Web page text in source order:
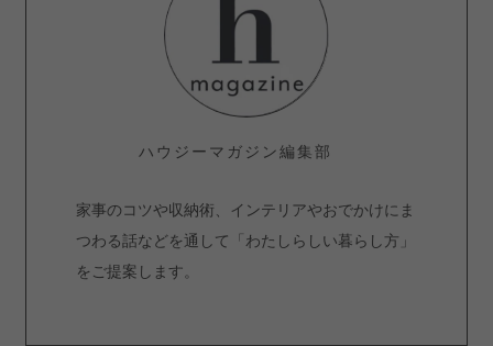
ハウジーマガジン編集部
家事のコツや収納術、インテリアやおでかけにま
つわる話などを通して「わたしらしい暮らし方」
をご提案します。